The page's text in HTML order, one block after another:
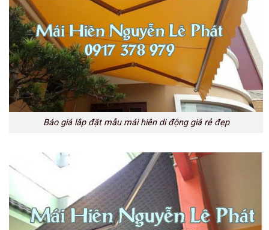
Báo giá lắp đặt mẫu mái hiên di động giá rẻ đẹp